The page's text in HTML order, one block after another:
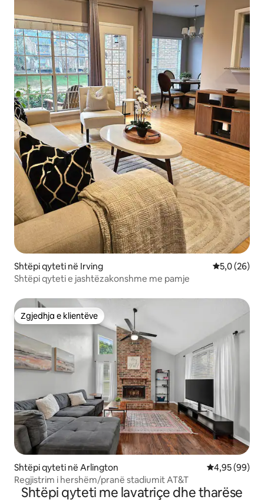
Shtëpi qyteti në Irving Vlerësimi
5,0 (26)
Shtëpi qyteti e jashtëzakonshme me pamje
Zgjedhja e klientëve
Zgjedhja e klientëve
Shtëpi qyteti në Arlington Vlerësimi
4,95 (99)
Regjistrim i hershëm/pranë stadiumit AT&T
Shtëpi qyteti me lavatriçe dhe tharëse